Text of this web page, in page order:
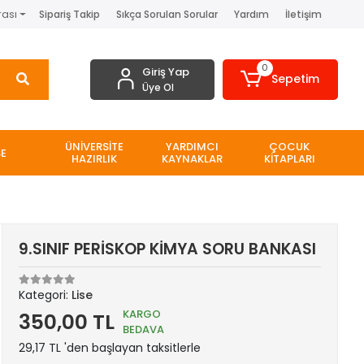
Sipariş Takip Sıkça Sorulan Sorular Yardım İletişim
Giriş Yap
Üye Ol
0
Sepetim
ÜNİVERSİTE
HAZIRLIK
YARDIMCI
KAYNAKLAR
ÇOCUK
KİTAPLARI
9.SINIF PERİSKOP KİMYA SORU BANKASI
Kategori: Lise
350,00 TL KARGO
BEDAVA
29,17 TL 'den başlayan taksitlerle